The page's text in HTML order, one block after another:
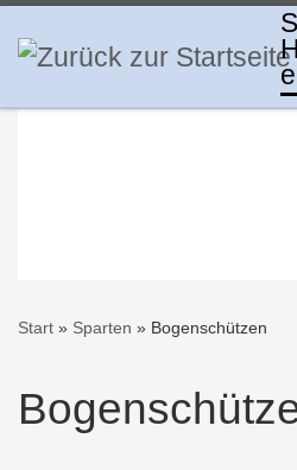
Start » Sparten » Bogenschützen